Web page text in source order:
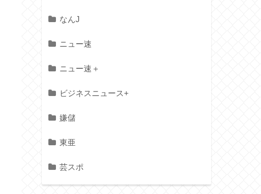
なんJ
ニュー速
ニュー速＋
ビジネスニュース+
嫌儲
東亜
芸スポ